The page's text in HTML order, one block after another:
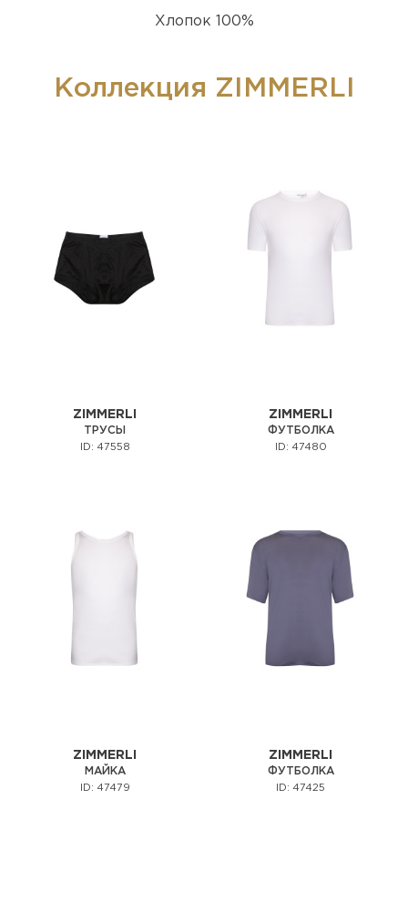
Хлопок 100%
Коллекция ZIMMERLI
ZIMMERLI
ТРУСЫ
ID: 47558
ZIMMERLI
ФУТБОЛКА
ID: 47480
ZIMMERLI
МАЙКА
ID: 47479
ZIMMERLI
ФУТБОЛКА
ID: 47425